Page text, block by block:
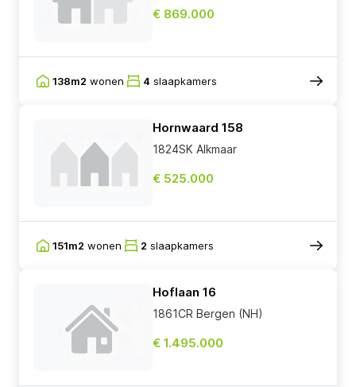
€ 869.000
138m2 wonen 4 slaapkamers
Hornwaard 158
1824SK Alkmaar
€ 525.000
151m2 wonen 2 slaapkamers
Hoflaan 16
1861CR Bergen (NH)
€ 1.495.000